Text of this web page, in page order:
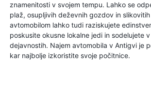
znamenitosti v svojem tempu. Lahko se
plaž, osupljivih deževnih gozdov in slikovitih
avtomobilom lahko tudi raziskujete
poskusite okusne lokalne jedi in sodelujete
dejavnostih. Najem avtomobila v Antigvi je
kar najbolje izkoristite svoje počitnice.